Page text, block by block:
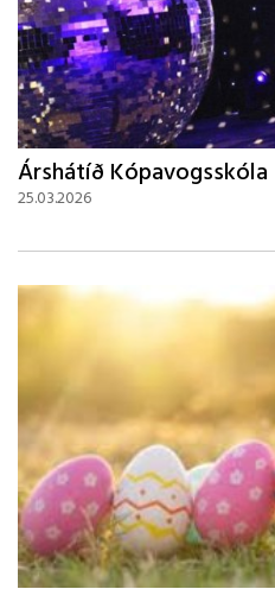
Árshátíð Kópavogsskóla
25.03.2026